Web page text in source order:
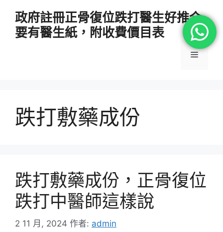
政府註冊正骨復位跌打醫生好推介
要有醫生紙，附收費價目表
選
跌打敷藥成份
跌打敷藥成份，正骨復位
跌打中醫師這樣說
2 11 月, 2024 作者: admin